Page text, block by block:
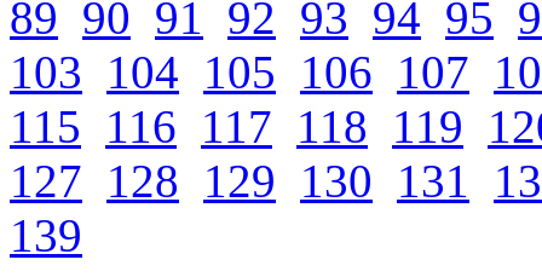
89 90 91 92 93 94 95
103 104 105 106 107
115 116 117 118 119
127 128 129 130 131
139